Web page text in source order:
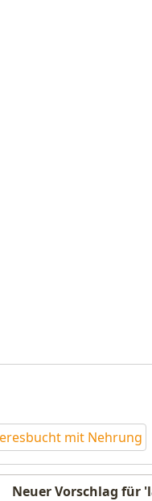
mit Nehrung
Neuer Vorschlag für